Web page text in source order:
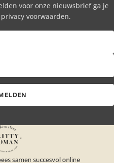
voor onze nieuwsbrief ga je
voorwaarden.
samen succesvol online